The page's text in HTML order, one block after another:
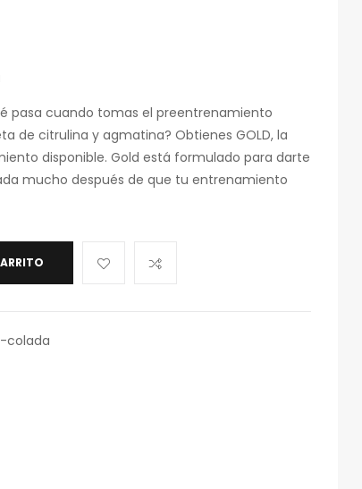
pasa cuando tomas el preentrenamiento
de citrulina y agmatina? Obtienes GOLD, la
disponible. Gold está formulado para darte
mucho después de que tu entrenamiento
colada